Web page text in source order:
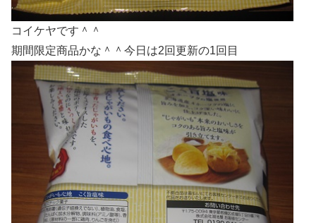
コイケヤです＾＾
期間限定商品かな＾＾今日は2回更新の1回目